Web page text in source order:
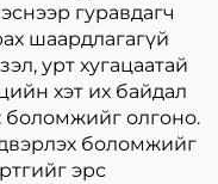
гуравдагч
шаардлагагүй
урт хугацаатай
хэт их байдал
боломжийг олгоно.
боломжийг
эрс